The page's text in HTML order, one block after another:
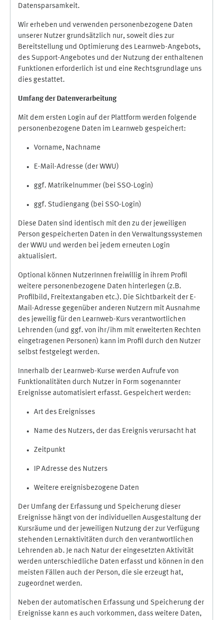
Datensparsamkeit.
Wir erheben und verwenden personenbezogene Daten
unserer Nutzer grundsätzlich nur, soweit dies zur
Bereitstellung und Optimierung des Learnweb-Angebots,
des Support-Angebotes und der Nutzung der enthaltenen
Funktionen erforderlich ist und eine Rechtsgrundlage uns
dies gestattet.
Umfang der Datenverarbeitung
Mit dem ersten Login auf der Plattform werden folgende
personenbezogene Daten im Learnweb gespeichert:
Vorname, Nachname
E-Mail-Adresse (der WWU)
ggf. Matrikelnummer (bei SSO-Login)
ggf. Studiengang (bei SSO-Login)
Diese Daten sind identisch mit den zu der jeweiligen
Person gespeicherten Daten in den Verwaltungssystemen
der WWU und werden bei jedem erneuten Login
aktualisiert.
Optional können NutzerInnen freiwillig in ihrem Profil
weitere personenbezogene Daten hinterlegen (z.B.
Profilbild, Freitextangaben etc.). Die Sichtbarkeit der E-
Mail-Adresse gegenüber anderen Nutzern mit Ausnahme
des jeweilig für den Learnweb-Kurs verantwortlichen
Lehrenden (und ggf. von ihr/ihm mit erweiterten Rechten
eingetragenen Personen) kann im Profil durch den Nutzer
selbst festgelegt werden.
Innerhalb der Learnweb-Kurse werden Aufrufe von
Funktionalitäten durch Nutzer in Form sogenannter
Ereignisse automatisiert erfasst. Gespeichert werden:
Art des Ereignisses
Name des Nutzers, der das Ereignis verursacht hat
Zeitpunkt
IP Adresse des Nutzers
Weitere ereignisbezogene Daten
Der Umfang der Erfassung und Speicherung dieser
Ereignisse hängt von der individuellen Ausgestaltung der
Kursräume und der jeweiligen Nutzung der zur Verfügung
stehenden Lernaktivitäten durch den verantwortlichen
Lehrenden ab. Je nach Natur der eingesetzten Aktivität
werden unterschiedliche Daten erfasst und können in den
meisten Fällen auch der Person, die sie erzeugt hat,
zugeordnet werden.
Neben der automatischen Erfassung und Speicherung der
Ereignisse kann es auch vorkommen, dass weitere Daten,